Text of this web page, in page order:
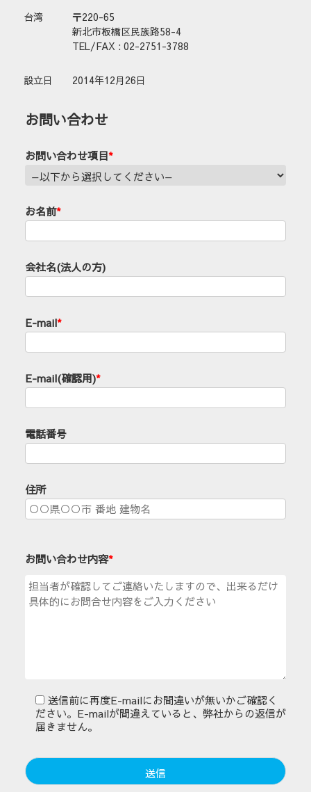
台湾
〒220-65
新北市板橋区民族路58-4
TEL/FAX : 02-2751-3788
設立日 2014年12月26日
お問い合わせ
お問い合わせ項目*
お名前*
会社名(法人の方)
E-mail*
E-mail(確認用)*
電話番号
住所
お問い合わせ内容*
送信前に再度E-mailにお間違いが無いかご確認く
ださい。E-mailが間違えていると、弊社からの返信が
届きません。